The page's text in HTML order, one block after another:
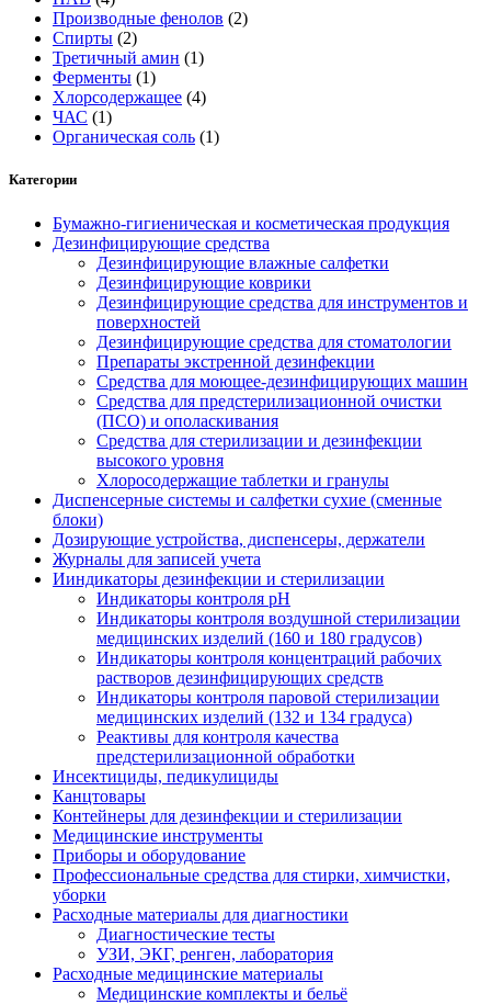
Производные фенолов (2)
Спирты (2)
Третичный амин (1)
Ферменты (1)
Хлорсодержащее (4)
ЧАС (1)
Органическая соль (1)
Категории
Бумажно-гигиеническая и косметическая продукция
Дезинфицирующие средства
Дезинфицирующие влажные салфетки
Дезинфицирующие коврики
Дезинфицирующие средства для инструментов и
поверхностей
Дезинфицирующие средства для стоматологии
Препараты экстренной дезинфекции
Средства для моющее-дезинфицирующих машин
Средства для предстерилизационной очистки
(ПСО) и ополаскивания
Средства для стерилизации и дезинфекции
высокого уровня
Хлоросодержащие таблетки и гранулы
Диспенсерные системы и салфетки сухие (сменные
блоки)
Дозирующие устройства, диспенсеры, держатели
Журналы для записей учета
Ииндикаторы дезинфекции и стерилизации
Индикаторы контроля pH
Индикаторы контроля воздушной стерилизации
медицинских изделий (160 и 180 градусов)
Индикаторы контроля концентраций рабочих
растворов дезинфицирующих средств
Индикаторы контроля паровой стерилизации
медицинских изделий (132 и 134 градуса)
Реактивы для контроля качества
предстерилизационной обработки
Инсектициды, педикулициды
Канцтовары
Контейнеры для дезинфекции и стерилизации
Медицинские инструменты
Приборы и оборудование
Профессиональные средства для стирки, химчистки,
уборки
Расходные материалы для диагностики
Диагностические тесты
УЗИ, ЭКГ, ренген, лаборатория
Расходные медицинские материалы
Медицинские комплекты и бельё